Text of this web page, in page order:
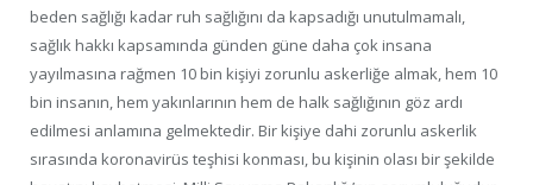
beden sağlığı kadar ruh sağlığını da kapsadığı unutulmamalı,
sağlık hakkı kapsamında günden güne daha çok insana
yayılmasına rağmen 10 bin kişiyi zorunlu askerliğe almak, hem 10
bin insanın, hem yakınlarının hem de halk sağlığının göz ardı
edilmesi anlamına gelmektedir. Bir kişiye dahi zorunlu askerlik
sırasında koronavirüs teşhisi konması, bu kişinin olası bir şekilde